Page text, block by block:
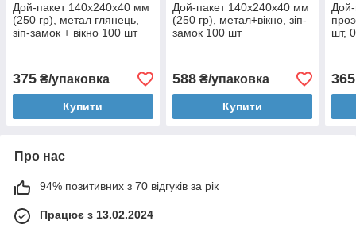
Дой-пакет 140х240х40 мм
(250 гр), метал глянець,
зіп-замок + вікно 100 шт
375 ₴/упаковка
Купити
Дой-пакет 140х240х40 мм
(250 гр), метал+вікно, зіп-
замок 100 шт
588₴/упаковка
Купити
шт,
365
Про нас
94% позитивних з 70 відгуків за рік
Працює з 13.02.2024